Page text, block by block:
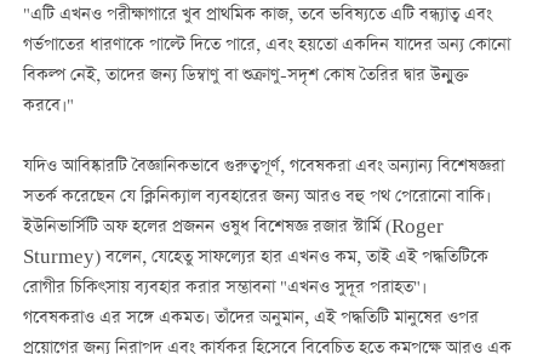
"এটি এখনও পরীক্ষাগারে খুব প্রাথমিক কাজ, তবে ভবিষ্যতে এটি বন্ধ্যাত্ব এবং
গর্ভপাতের ধারণাকে পাল্টে দিতে পারে, এবং হয়তো একদিন যাদের অন্য কোনো
বিকল্প নেই, তাদের জন্য ডিম্বাণু বা শুক্রাণু-সদৃশ কোষ তৈরির দ্বার উন্মুক্ত
করবে।"
যদিও আবিষ্কারটি বৈজ্ঞানিকভাবে গুরুত্বপূর্ণ, গবেষকরা এবং অন্যান্য বিশেষজ্ঞরা
সতর্ক করেছেন যে ক্লিনিক্যাল ব্যবহারের জন্য আরও বহু পথ পেরোনো বাকি।
ইউনিভার্সিটি অফ হলের প্রজনন ওষুধ বিশেষজ্ঞ রজার স্টার্মি (Roger
Sturmey) বলেন, যেহেতু সাফল্যের হার এখনও কম, তাই এই পদ্ধতিটিকে
রোগীর চিকিৎসায় ব্যবহার করার সম্ভাবনা "এখনও সুদূর পরাহত"।
গবেষকরাও এর সঙ্গে একমত। তাঁদের অনুমান, এই পদ্ধতিটি মানুষের ওপর